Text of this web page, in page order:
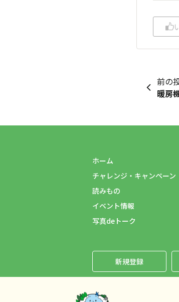
前の
暖房
ホーム
チャレンジ・キャンペーン
読みもの
イベント情報
写真deトーク
新規登録